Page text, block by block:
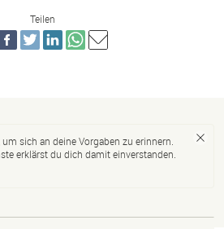
Teilen
sich an deine Vorgaben zu erinnern.
erklärst du dich damit einverstanden.